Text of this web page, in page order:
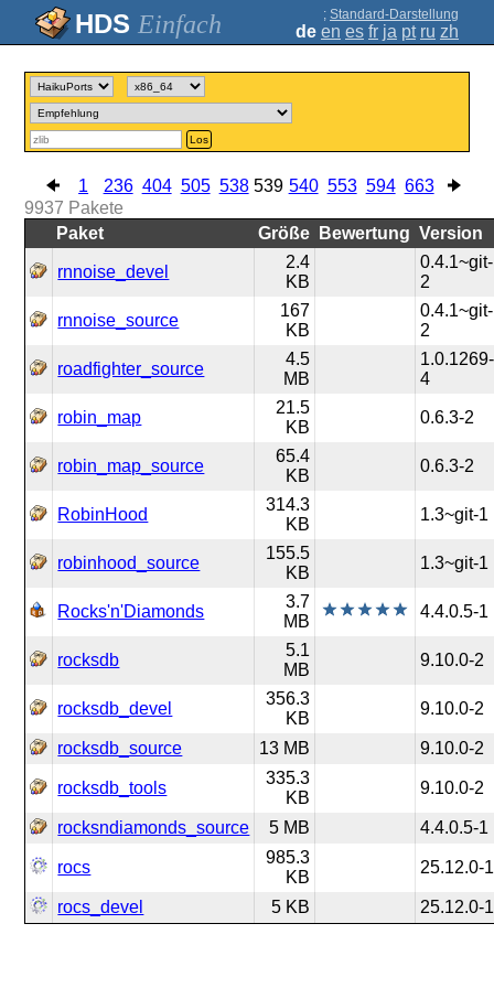
Einfach ; Standard-Darstellung
de en es fr ja pt ru zh
Los
1 236 404 505 538 539 540 553 594 663
9937 Pakete
Paket
Größe Bewertung Version
rnnoise_devel
2.4
KB
0.4.1~git-
2
rnnoise_source
167
KB
0.4.1~git-
2
roadfighter_source
4.5
MB
1.0.1269-
4
robin_map
21.5
KB
0.6.3-2
robin_map_source
65.4
KB
0.6.3-2
RobinHood
314.3
KB
1.3~git-1
robinhood_source
155.5
KB
1.3~git-1
Rocks'n'Diamonds
3.7
MB
4.4.0.5-1
rocksdb
5.1
MB
9.10.0-2
rocksdb_devel
356.3
KB
9.10.0-2
rocksdb_source 13 MB 9.10.0-2
rocksdb_tools
335.3
KB
9.10.0-2
rocksndiamonds_source 5 MB 4.4.0.5-1
rocs
985.3
KB
25.12.0-1
rocs_devel 5 KB 25.12.0-1